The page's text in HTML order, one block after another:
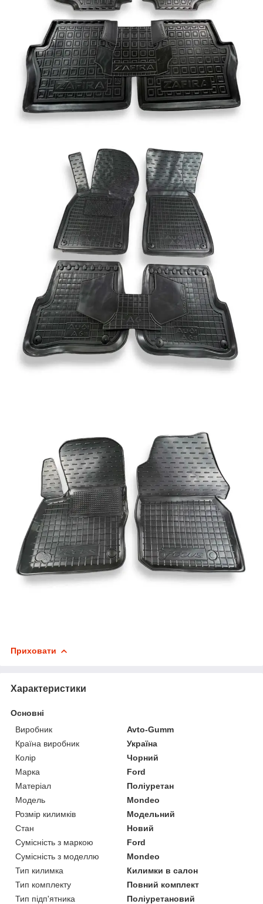
Приховати
Характеристики
Основні
Виробник
Avto-Gumm
Країна виробник
Україна
Колір
Чорний
Марка
Ford
Матеріал
Поліуретан
Модель
Mondeo
Розмір килимків
Модельний
Стан
Новий
Сумісність з маркою
Ford
Сумісність з моделлю
Mondeo
Тип килимка
Килимки в салон
Тип комплекту
Повний комплект
Тип підп'ятника
Поліуретановий